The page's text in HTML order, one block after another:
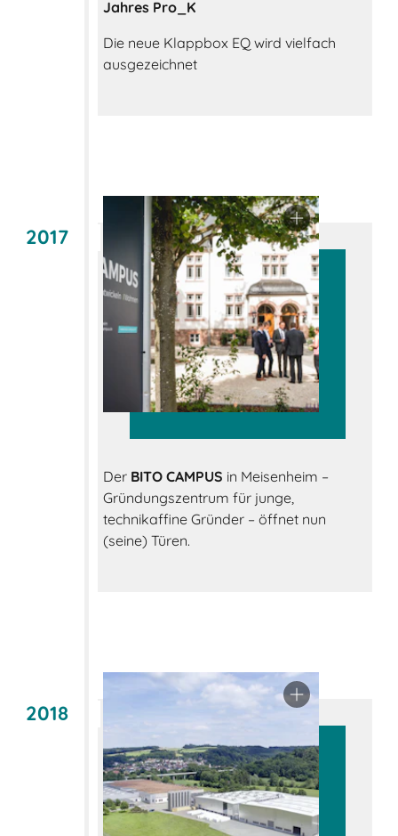
Jahres Pro_K
Die neue Klappbox EQ wird vielfach
ausgezeichnet
2017
Der BITO CAMPUS in Meisenheim –
Gründungszentrum für junge,
technikaffine Gründer – öffnet nun
(seine) Türen.
2018